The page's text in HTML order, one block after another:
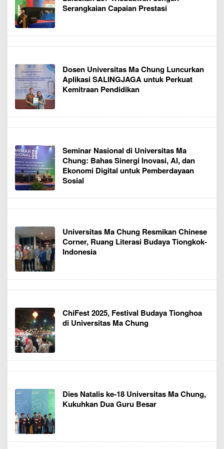
Serangkaian Capaian Prestasi
Dosen Universitas Ma Chung Luncurkan
Aplikasi SALINGJAGA untuk Perkuat
Kemitraan Pendidikan
Seminar Nasional di Universitas Ma
Chung: Bahas Sinergi Inovasi, AI, dan
Ekonomi Digital untuk Pemberdayaan
Sosial
Universitas Ma Chung Resmikan Chinese
Corner, Ruang Literasi Budaya Tiongkok-
Indonesia
ChiFest 2025, Festival Budaya Tionghoa
di Universitas Ma Chung
Dies Natalis ke-18 Universitas Ma Chung,
Kukuhkan Dua Guru Besar